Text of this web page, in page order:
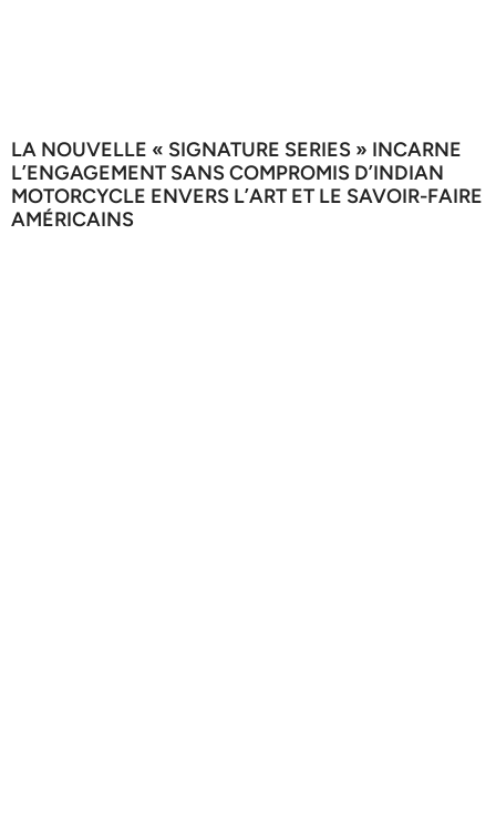
LA NOUVELLE « SIGNATURE SERIES » INCARNE
L’ENGAGEMENT SANS COMPROMIS D’INDIAN
MOTORCYCLE ENVERS L’ART ET LE SAVOIR-FAIRE
AMÉRICAINS